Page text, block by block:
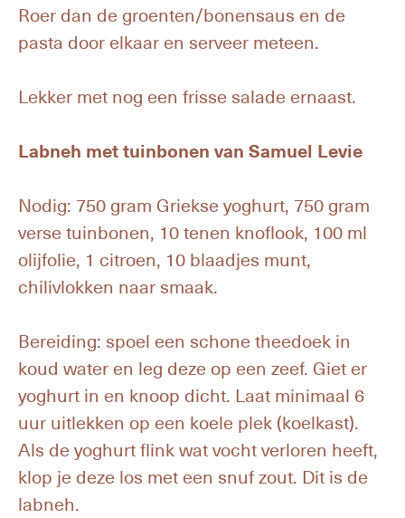
Roer dan de groenten/bonensaus en de
pasta door elkaar en serveer meteen.
Lekker met nog een frisse salade ernaast.
Labneh met tuinbonen van Samuel Levie
Nodig: 750 gram Griekse yoghurt, 750 gram
verse tuinbonen, 10 tenen knoflook, 100 ml
olijfolie, 1 citroen, 10 blaadjes munt,
chilivlokken naar smaak.
Bereiding: spoel een schone theedoek in
koud water en leg deze op een zeef. Giet er
yoghurt in en knoop dicht. Laat minimaal 6
uur uitlekken op een koele plek (koelkast).
Als de yoghurt flink wat vocht verloren heeft,
klop je deze los met een snuf zout. Dit is de
labneh.